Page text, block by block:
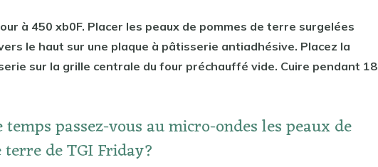
à 450 xb0F. Placer les peaux de pommes de terre surgelées
le haut sur une plaque à pâtisserie antiadhésive. Placez la
sur la grille centrale du four préchauffé vide. Cuire pendant 18
temps passez-vous au micro-ondes les peaux de
de TGI Friday?